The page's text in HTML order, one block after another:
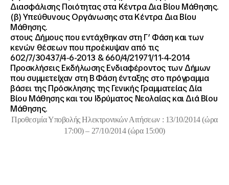
Διασφάλισης Ποιότητας στα Κέντρα Δια Βίου Μάθησης.
(β) Υπεύθυνους Οργάνωσης στα Κέντρα Δια Βίου
Μάθησης.
στους Δήμους που εντάχθηκαν στη Γ’ Φάση και των
κενών θέσεων που προέκυψαν από τις
602/7/30437/4-6-2013 & 660/4/21971/11-4-2014
Προσκλήσεις Εκδήλωσης Ενδιαφέροντος των Δήμων
που συμμετείχαν στη Β΄ Φάση ένταξης στο πρόγραμμα
βάσει της Πρόσκλησης της Γενικής Γραμματείας Δία
Βίου Μάθησης και του Ιδρύματος Νεολαίας και Διά Βίου
Μάθησης.
Προθεσμία Υποβολής Ηλεκτρονικών Αιτήσεων : 13/10/2014 (ώρα
17:00) – 27/10/2014 (ώρα 15:00)